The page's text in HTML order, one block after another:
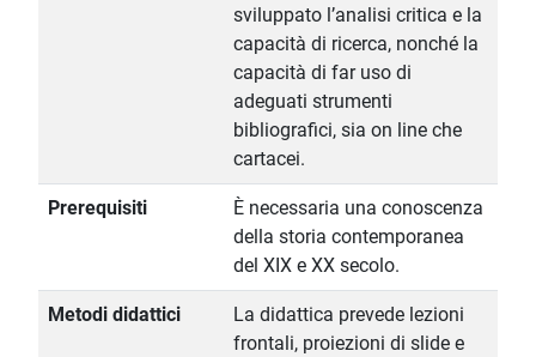
sviluppato l’analisi critica e la
capacità di ricerca, nonché la
capacità di far uso di
adeguati strumenti
bibliografici, sia on line che
cartacei.
Prerequisiti
È necessaria una conoscenza
della storia contemporanea
del XIX e XX secolo.
Metodi didattici
La didattica prevede lezioni
frontali, proiezioni di slide e